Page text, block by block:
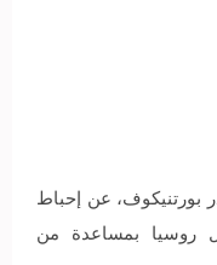
بورتنيكوف، عن إحباط
روسيا بمساعدة من